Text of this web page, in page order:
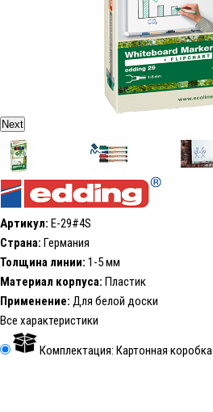
Next
Артикул: E-29#4S
Страна: Германия
Толщина линии: 1-5 мм
Материал корпуса: Пластик
Применение: Для белой доски
Все характеристики
Комплектация: Картонная коробка